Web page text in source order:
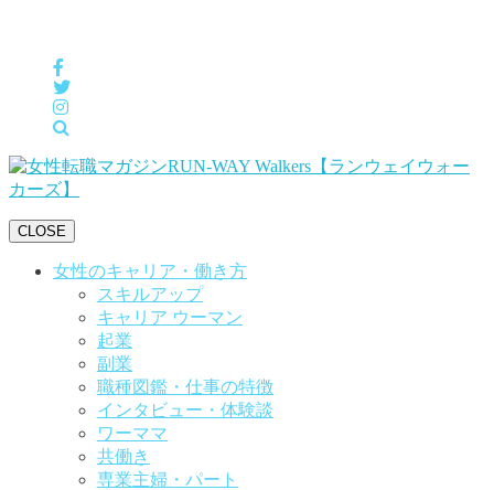
CLOSE
女性のキャリア・働き方
スキルアップ
キャリア ウーマン
起業
副業
職種図鑑・仕事の特徴
インタビュー・体験談
ワーママ
共働き
専業主婦・パート